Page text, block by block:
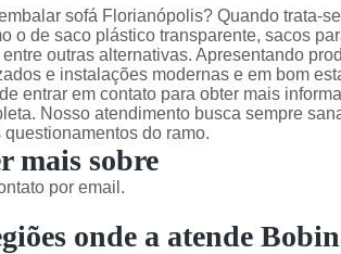
sofá Florianópolis? Quando trata-
o de saco plástico transparente, sacos
outras alternativas. Apresentando
e instalações modernas e em bom
entrar em contato para obter mais
Nosso atendimento busca sempre
do ramo.
mais sobre
por email.
onde a atende